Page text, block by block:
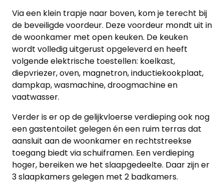
Via een klein trapje naar boven, kom je terecht bij
de beveiligde voordeur. Deze voordeur mondt uit in
de woonkamer met open keuken. De keuken
wordt volledig uitgerust opgeleverd en heeft
volgende elektrische toestellen: koelkast,
diepvriezer, oven, magnetron, inductiekookplaat,
dampkap, wasmachine, droogmachine en
vaatwasser.
Verder is er op de gelijkvloerse verdieping ook nog
een gastentoilet gelegen én een ruim terras dat
aansluit aan de woonkamer en rechtstreekse
toegang biedt via schuiframen. Een verdieping
hoger, bereiken we het slaapgedeelte. Daar zijn er
3 slaapkamers gelegen met 2 badkamers.